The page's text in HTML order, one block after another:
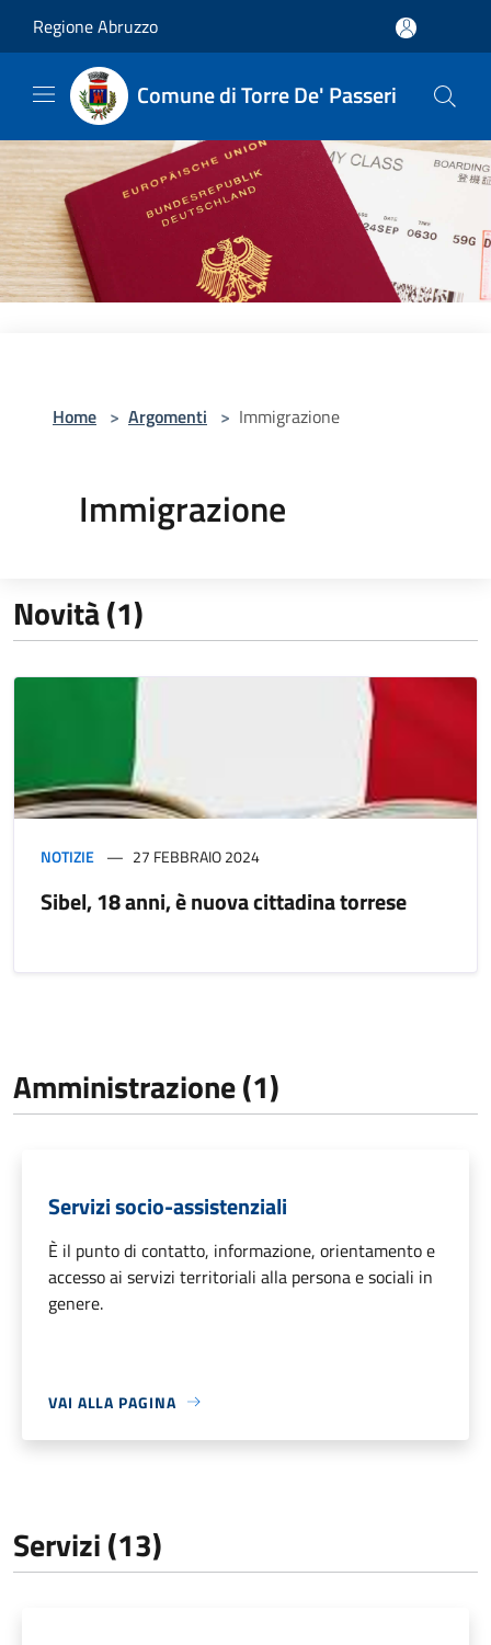
Regione Abruzzo
Comune di Torre De' Passeri
Home > Argomenti > Immigrazione
Immigrazione
Novità (1)
NOTIZIE 27 FEBBRAIO 2024
Sibel, 18 anni, è nuova cittadina torrese
Amministrazione (1)
Servizi socio-assistenziali
È il punto di contatto, informazione, orientamento e
accesso ai servizi territoriali alla persona e sociali in
genere.
VAI ALLA PAGINA
Servizi (13)